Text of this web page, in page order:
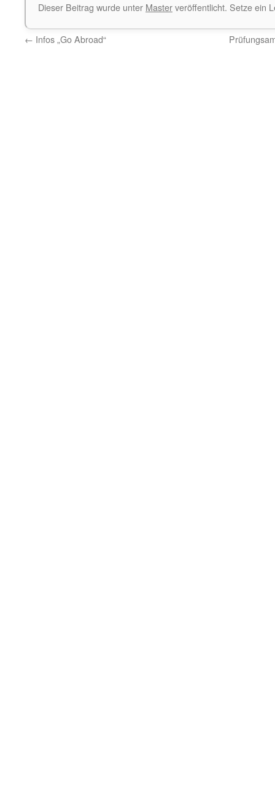
Dieser Beitrag wurde unter Masterveröffentlicht. Setze ein
← Infos „Go Abroad“